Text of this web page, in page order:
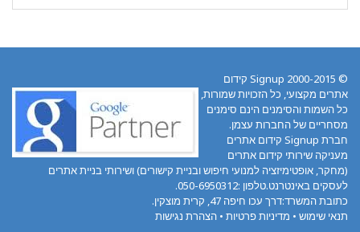
© 2000-2015 Signup קידום
אתרים מקצועי, כל הזכויות שמורות,
כל השמות והסימנים הינם סימנים
מסחריים של החברות עצמן.
חברת Signup קידום אתרים
מעניקה שירותי קידום אתרים
(מחקר, אופטימיזציה למנועי חיפוש ובניית קישורים) ושירותי בניית אתרים
לעסקים באינטרנט.טלפון :050-6950312.
כתובת המשרד:דרך עכו חיפה 47, קרית מוצקין.
תנאי שימוש • מדיניות פרטיות • הצהרת נגישות